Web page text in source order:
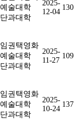
예술대학
단과대학
2025-
12-04
130
임권택영화
예술대학
단과대학
2025-
11-27
109
임권택영화
예술대학
단과대학
2025-
10-24
137